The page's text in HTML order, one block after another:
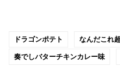
ドラゴンポテト なんだこれ
奏でしバターチキンカレー味